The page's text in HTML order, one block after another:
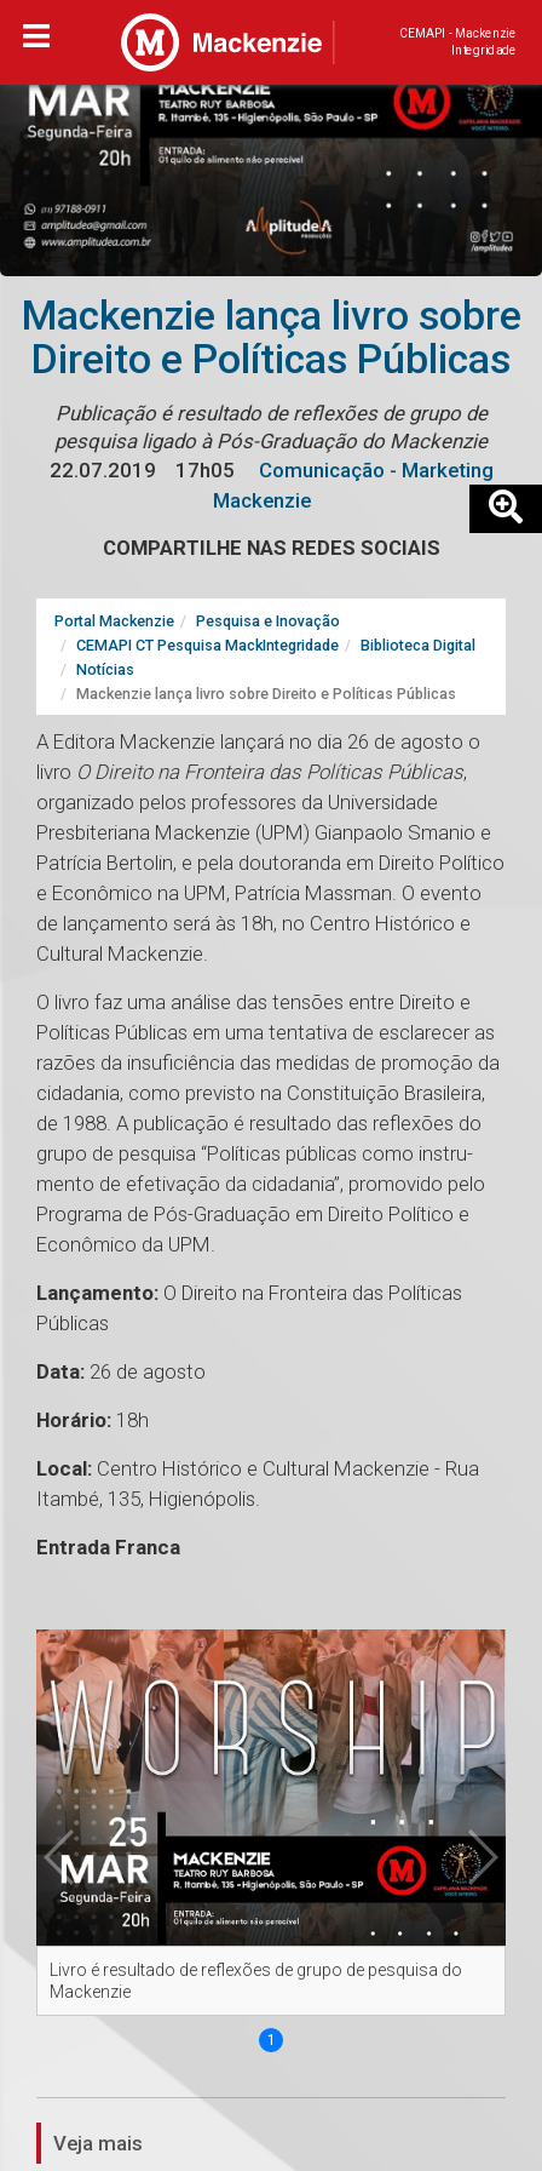
CEMAPI - Mackenzie
Integridade
Mackenzie lança livro sobre
Direito e Políticas Públicas
Publicação é resultado de reflexões de grupo de
pesquisa ligado à Pós-Graduação do Mackenzie
22.07.2019
17h05
Comunicação - Marketing
Mackenzie
COMPARTILHE NAS REDES SOCIAIS
Portal Mackenzie
Pesquisa e Inovação
CEMAPI CT Pesquisa MackIntegridade
Biblioteca Digital
Notícias
Mackenzie lança livro sobre Direito e Políticas Públicas
A Editora Mackenzie lançará no dia 26 de agosto o
livro O Direito na Fronteira das Políticas Públicas,
organizado pelos professores da Universidade
Presbiteriana Mackenzie (UPM) Gianpaolo Smanio e
Patrícia Bertolin, e pela doutoranda em Direito Político
e Econômico na UPM, Patrícia Massman. O evento
de lançamento será às 18h, no Centro Histórico e
Cultural Mackenzie.
O livro faz uma análise das tensões entre Direito e
Políticas Públicas em uma tentativa de esclarecer as
razões da insuficiência das medidas de promoção da
cidadania, como previsto na Constituição Brasileira,
de 1988. A publicação é resultado das reflexões do
grupo de pesquisa “Políticas públicas como instru­
mento de efetivação da cidadania”, promovido pelo
Programa de Pós-Graduação em Direito Político e
Econômico da UPM.
Lançamento: O Direito na Fronteira das Políticas
Públicas
Data: 26 de agosto
Horário: 18h
Local: Centro Histórico e Cultural Mackenzie - Rua
Itambé, 135, Higienópolis.
Entrada Franca
Livro é resultado de reflexões de grupo de pesquisa do
Mackenzie
1
Veja mais